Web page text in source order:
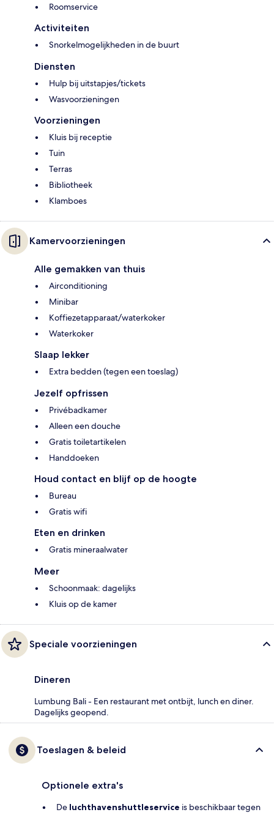
Roomservice
Activiteiten
Snorkelmogelijkheden in de buurt
Diensten
Hulp bij uitstapjes/tickets
Wasvoorzieningen
Voorzieningen
Kluis bij receptie
Tuin
Terras
Bibliotheek
Klamboes
Kamervoorzieningen
Alle gemakken van thuis
Airconditioning
Minibar
Koffiezetapparaat/waterkoker
Waterkoker
Slaap lekker
Extra bedden (tegen een toeslag)
Jezelf opfrissen
Privébadkamer
Alleen een douche
Gratis toiletartikelen
Handdoeken
Houd contact en blijf op de hoogte
Bureau
Gratis wifi
Eten en drinken
Gratis mineraalwater
Meer
Schoonmaak: dagelijks
Kluis op de kamer
Speciale voorzieningen
Dineren
Lumbung Bali - Een restaurant met ontbijt, lunch en diner.
Dagelijks geopend.
Toeslagen & beleid
Optionele extra's
De luchthavenshuttleservice is beschikbaar tegen